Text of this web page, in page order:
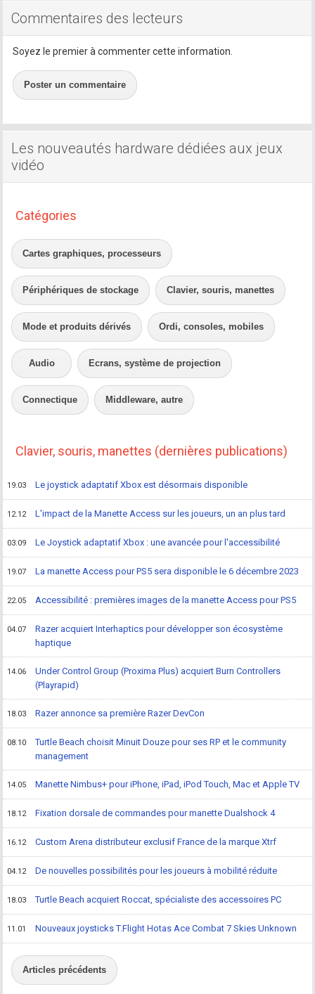
Commentaires des lecteurs
Soyez le premier à commenter cette information.
Poster un commentaire
Les nouveautés hardware dédiées aux jeux
vidéo
Catégories
Cartes graphiques, processeurs
Périphériques de stockage Clavier, souris, manettes
Mode et produits dérivés Ordi, consoles, mobiles
Audio Ecrans, système de projection
Connectique Middleware, autre
Clavier, souris, manettes (dernières publications)
19.03 Le joystick adaptatif Xbox est désormais disponible
12.12 L'impact de la Manette Access sur les joueurs, un an plus tard
03.09 Le Joystick adaptatif Xbox : une avancée pour l'accessibilité
19.07 La manette Access pour PS5 sera disponible le 6 décembre 2023
22.05 Accessibilité : premières images de la manette Access pour PS5
04.07
Razer acquiert Interhaptics pour développer son écosystème
haptique
14.06
Under Control Group (Proxima Plus) acquiert Burn Controllers
(Playrapid)
18.03 Razer annonce sa première Razer DevCon
08.10
Turtle Beach choisit Minuit Douze pour ses RP et le community
management
14.05 Manette Nimbus+ pour iPhone, iPad, iPod Touch, Mac et Apple TV
18.12 Fixation dorsale de commandes pour manette Dualshock 4
16.12 Custom Arena distributeur exclusif France de la marque Xtrf
04.12 De nouvelles possibilités pour les joueurs à mobilité réduite
18.03 Turtle Beach acquiert Roccat, spécialiste des accessoires PC
11.01 Nouveaux joysticks T.Flight Hotas Ace Combat 7 Skies Unknown
Articles précédents